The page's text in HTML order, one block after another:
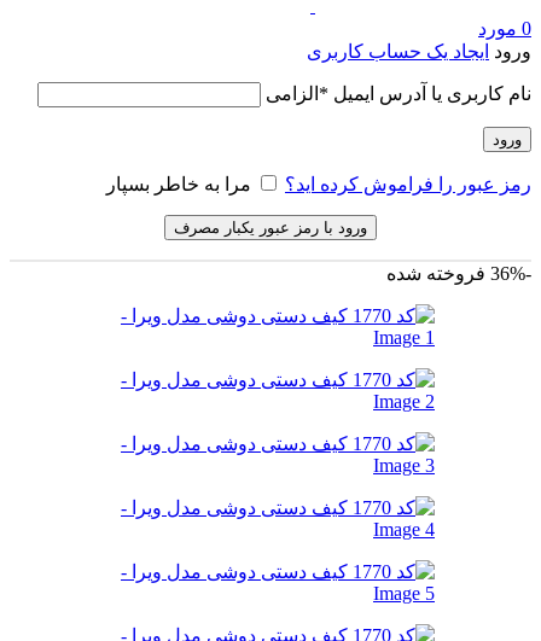
0 مورد
ورود ایجاد یک حساب کاربری
نام کاربری یا آدرس ایمیل * الزامی
ورود
رمز عبور را فراموش کرده اید؟ مرا به خاطر بسپار
ورود با رمز عبور یکبار مصرف
-36% فروخته شده